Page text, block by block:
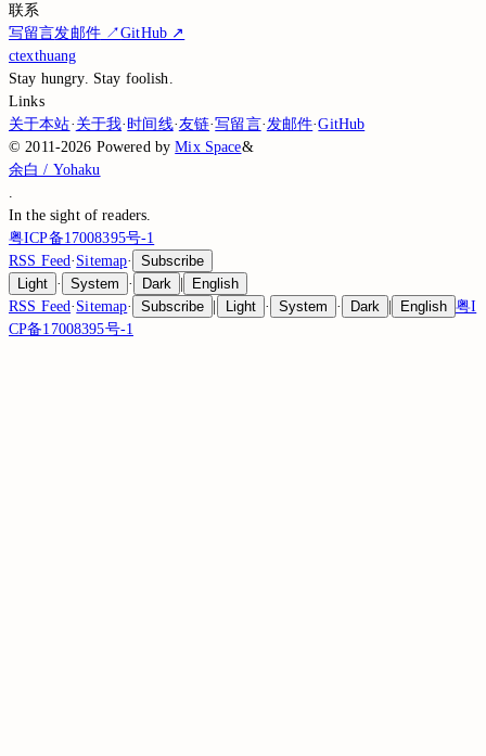
联系
写留言发邮件↗GitHub↗
ctexthuang
Stay hungry. Stay foolish.
Links
关于本站· 关于我· 时间线·友链·写留言· 发邮件·GitHub
© 2011-2026 Powered by Mix Space&
余白 / Yohaku
In the sight ofreaders.
粤ICP备17008395号-1
RSS Feed · Sitemap·
Subscribe
Light · System · Dark
English
RSS Feed · Sitemap· Subscribe Light · System · Dark English 粤I
CP备17008395号-1